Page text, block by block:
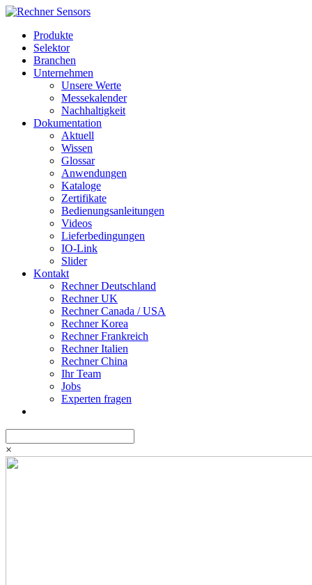
Produkte
Selektor
Branchen
Unternehmen
Unsere Werte
Messekalender
Nachhaltigkeit
Dokumentation
Aktuell
Wissen
Glossar
Anwendungen
Kataloge
Zertifikate
Bedienungsanleitungen
Videos
Lieferbedingungen
IO-Link
Slider
Kontakt
Rechner Deutschland
Rechner UK
Rechner Canada / USA
Rechner Korea
Rechner Frankreich
Rechner Italien
Rechner China
Ihr Team
Jobs
Experten fragen
×